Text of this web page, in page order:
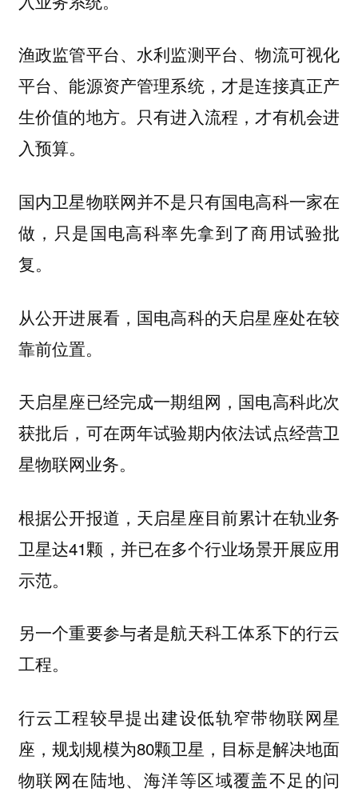
渔政监管平台、水利监测平台、物流可视化
平台、能源资产管理系统，才是连接真正产
生价值的地方。只有进入流程，才有机会进
入预算。
国内卫星物联网并不是只有国电高科一家在
做，只是国电高科率先拿到了商用试验批
复。
从公开进展看，国电高科的天启星座处在较
靠前位置。
天启星座已经完成一期组网，国电高科此次
获批后，可在两年试验期内依法试点经营卫
星物联网业务。
根据公开报道，天启星座目前累计在轨业务
卫星达41颗，并已在多个行业场景开展应用
示范。
另一个重要参与者是航天科工体系下的行云
工程。
行云工程较早提出建设低轨窄带物联网星
座，规划规模为80颗卫星，目标是解决地面
物联网在陆地、海洋等区域覆盖不足的问